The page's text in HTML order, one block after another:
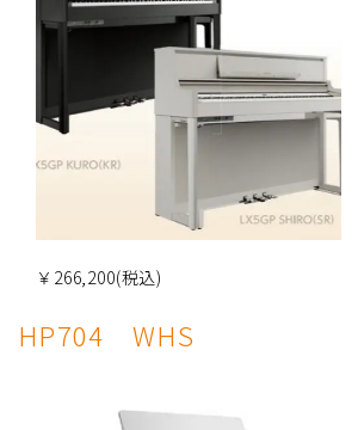
￥266,200(税込)
HP704 WHS